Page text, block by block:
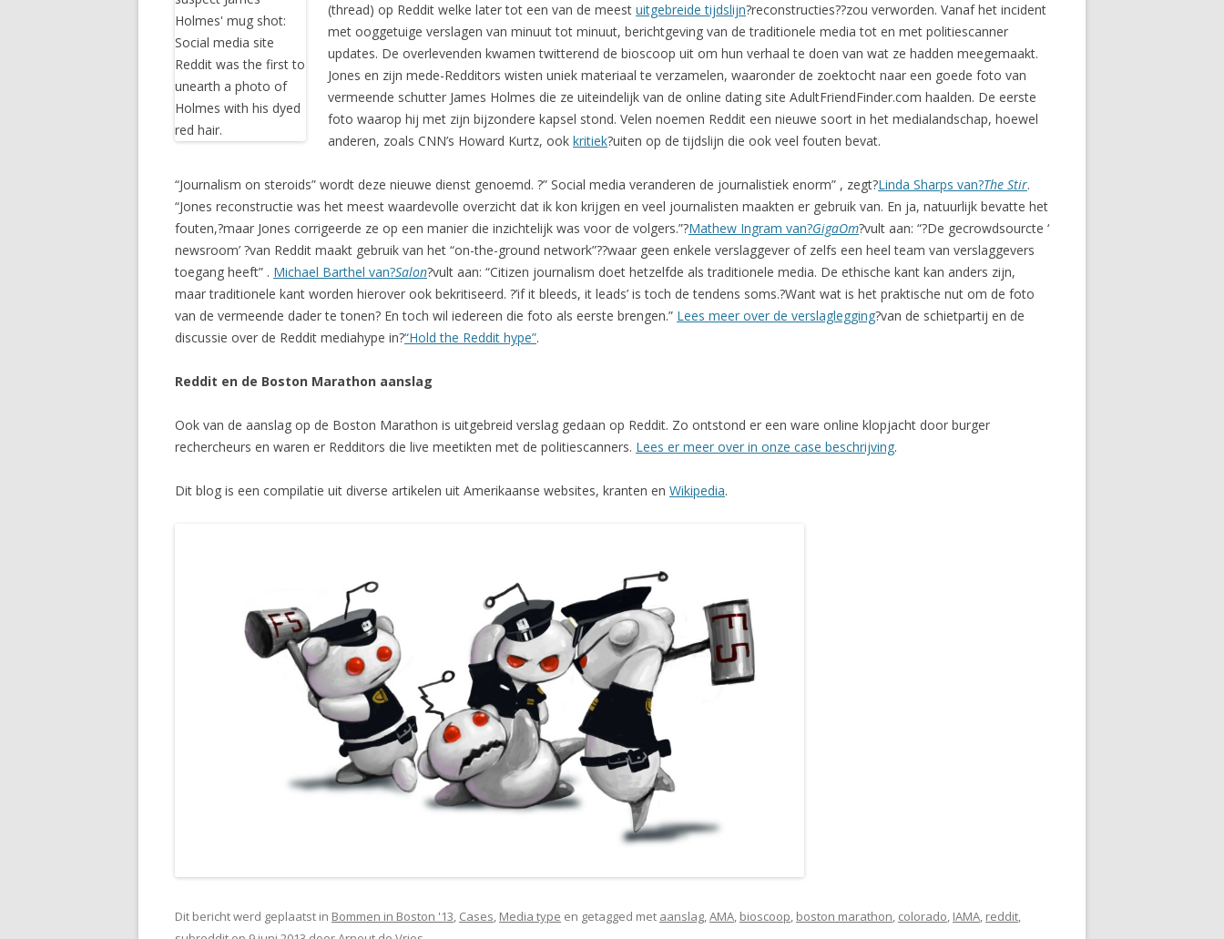
(thread) op Reddit welke later tot een van de meest uitgebreide tijdslijn?reconstructies??zou verworden. Vanaf het incident
met ooggetuige verslagen van minuut tot minuut, berichtgeving van de traditionele media tot en met politiescanner
updates. De overlevenden kwamen twitterend de bioscoop uit om hun verhaal te doen van wat ze hadden meegemaakt.
Jones en zijn mede-Redditors wisten uniek materiaal te verzamelen, waaronder de zoektocht naar een goede foto van
vermeende schutter James Holmes die ze uiteindelijk van de online dating site AdultFriendFinder.com haalden. De eerste
foto waarop hij met zijn bijzondere kapsel stond. Velen noemen Reddit een nieuwe soort in het medialandschap, hoewel
anderen, zoals CNN’s Howard Kurtz, ook kritiek?uiten op de tijdslijn die ook veel fouten bevat.
“Journalism on steroids” wordt deze nieuwe dienst genoemd. ?” Social media veranderen de journalistiek enorm” , zegt?Linda Sharps van?The Stir.
“Jones reconstructie was het meest waardevolle overzicht dat ik kon krijgen en veel journalisten maakten er gebruik van. En ja, natuurlijk bevatte het
fouten,?maar Jones corrigeerde ze op een manier die inzichtelijk was voor de volgers.”?Mathew Ingram van?GigaOm?vult aan: “?De gecrowdsourcte ‘
newsroom’ ?van Reddit maakt gebruik van het “on-the-ground network”??waar geen enkele verslaggever of zelfs een heel team van verslaggevers
toegang heeft” . Michael Barthel van?Salon?vult aan: “Citizen journalism doet hetzelfde als traditionele media. De ethische kant kan anders zijn,
maar traditionele kant worden hierover ook bekritiseerd. ?’if it bleeds, it leads’ is toch de tendens soms.?Want wat is het praktische nut om de foto
van de vermeende dader te tonen? En toch wil iedereen die foto als eerste brengen.” Lees meer over de verslaglegging?van de schietpartij en de
discussie over de Reddit mediahype in?“Hold the Reddit hype”.
Reddit en de Boston Marathon aanslag
Ook van de aanslag op de Boston Marathon is uitgebreid verslag gedaan op Reddit. Zo ontstond er een ware online klopjacht door burger
rechercheurs en waren er Redditors die live meetikten met de politiescanners. Lees er meer over in onze case beschrijving.
Dit blog is een compilatie uit diverse artikelen uit Amerikaanse websites, kranten en Wikipedia.
Dit bericht werd geplaatst in Bommen in Boston '13, Cases, Media type en getagged met aanslag,AMA, bioscoop, boston marathon, colorado, IAMA, reddit,